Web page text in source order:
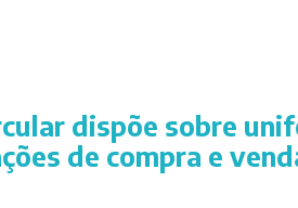
dispõe sobre
de compra e